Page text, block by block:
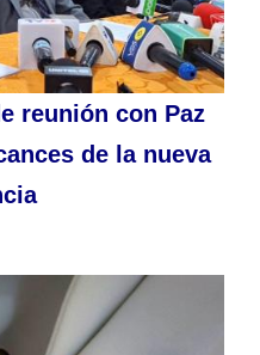
reunión con Paz
de la nueva